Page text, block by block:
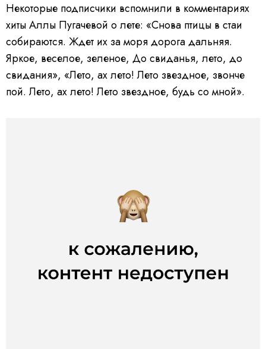
Некоторые подписчики вспомнили в комментариях
хиты Аллы Пугачевой о лете: «Снова птицы в стаи
собираются. Ждет их за моря дорога дальняя.
Яркое, веселое, зеленое, До свиданья, лето, до
свидания», «Лето, ах лето! Лето звездное, звонче
пой. Лето, ах лето! Лето звездное, будь со мной».